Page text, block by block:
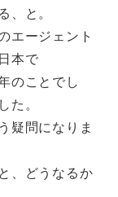
と。
エージェント
本で
のことでし
。
疑問になりま
、どうなるか